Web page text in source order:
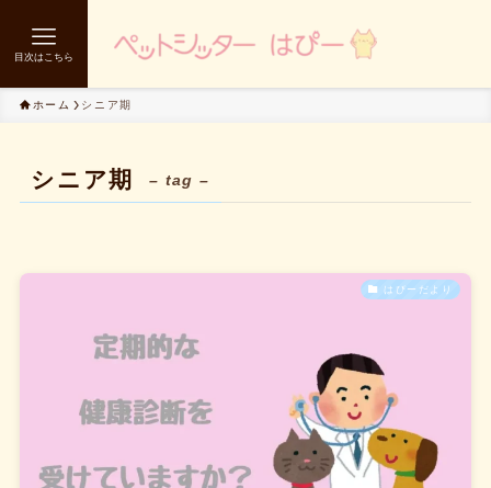
目次はこちら
ホーム シニア期
シニア期 – tag –
はぴーだより